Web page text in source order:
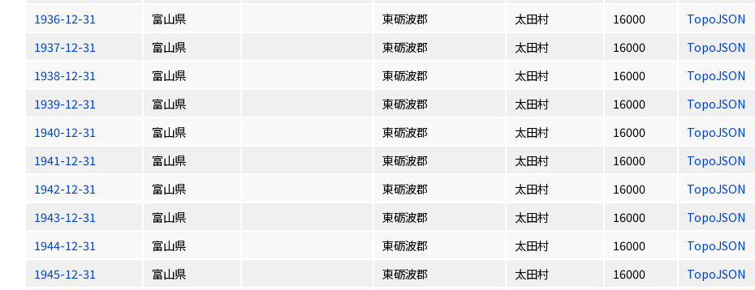
1936-12-31
富山県 東砺波郡 太田村 16000 TopoJSON
1937-12-31
富山県 東砺波郡 太田村 16000 TopoJSON
1938-12-31
富山県 東砺波郡 太田村 16000 TopoJSON
1939-12-31
富山県 東砺波郡 太田村 16000 TopoJSON
1940-12-31
富山県 東砺波郡 太田村 16000 TopoJSON
1941-12-31
富山県 東砺波郡 太田村 16000 TopoJSON
1942-12-31
富山県 東砺波郡 太田村 16000 TopoJSON
1943-12-31
富山県 東砺波郡 太田村 16000 TopoJSON
1944-12-31
富山県 東砺波郡 太田村 16000 TopoJSON
1945-12-31
富山県 東砺波郡 太田村 16000 TopoJSON